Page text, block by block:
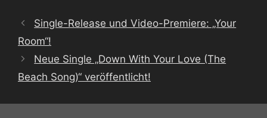
Single-Release und Video-Premiere: „Your
Room“!
Neue Single „Down With Your Love (The
Beach Song)“ veröffentlicht!